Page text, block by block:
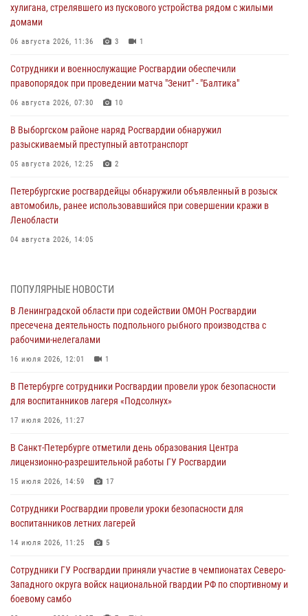
хулигана, стрелявшего из пускового устройства рядом с жилыми
домами
06 августа 2026, 11:36 3 1
Сотрудники и военнослужащие Росгвардии обеспечили
правопорядок при проведении матча "Зенит" - "Балтика"
06 августа 2026, 07:30 10
В Выборгском районе наряд Росгвардии обнаружил
разыскиваемый преступный автотранспорт
05 августа 2026, 12:25 2
Петербургские росгвардейцы обнаружили объявленный в розыск
автомобиль, ранее использовавшийся при совершении кражи в
Ленобласти
04 августа 2026, 14:05
также оказали доврачебную помощь пострадавшим
03 августа 2026, 14:15 3 1
Росгвардейцы приняли участие в Большом семейном фестивале
03 августа 2026, 13:26
В Ленинградской области сотрудники Росгвардии обнаружили
пропавшего мальчика с нарушением слуха и помогли ему вернуться
домой
В Санкт-Петербурге при содействии СОБР Росгвардии задержаны
подозреваемые в мошеннических действиях
Сотрудники ГУ Росгвардии приняли участие в чемпионатах Северо-
Западного округа войск национальной гвардии РФ по спортивному и
03 августа 2026, 10:07 7 1
ПОПУЛЯРНЫЕ НОВОСТИ
В Ленинградской области при содействии ОМОН Росгвардии
пресечена деятельность подпольного рыбного производства с
рабочими-нелегалами
16 июля 2026, 12:01 1
В Петербурге сотрудники Росгвардии провели урок безопасности
для воспитанников лагеря «Подсолнух»
17 июля 2026, 11:27
В Санкт-Петербурге отметили день образования Центра
лицензионно-разрешительной работы ГУ Росгвардии
15 июля 2026, 14:59 17
Сотрудники Росгвардии провели уроки безопасности для
воспитанников летних лагерей
14 июля 2026, 11:25 5
Сотрудники ГУ Росгвардии приняли участие в чемпионатах Северо-
Западного округа войск национальной гвардии РФ по спортивному и
боевому самбо